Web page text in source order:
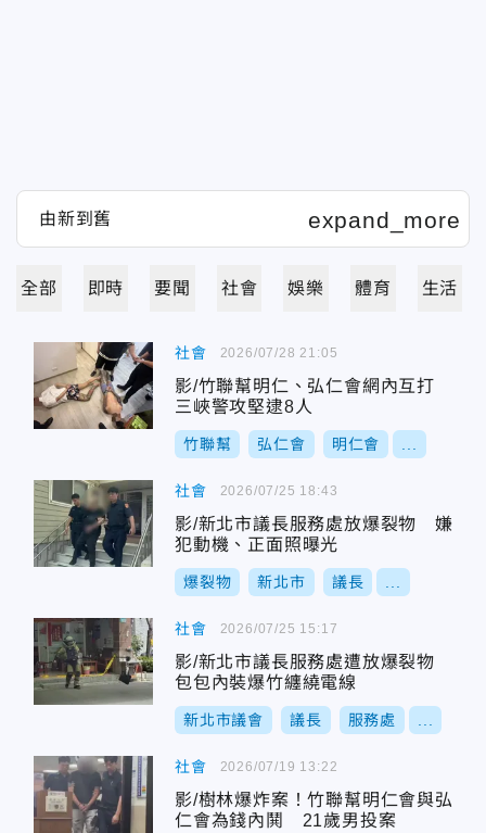
全部 即時 要聞 社會 娛樂 體育 生活
社會
影/竹聯幫明仁、弘仁會網內互打
三峽警攻堅逮8人
竹聯幫 弘仁會 明仁會
2026/07/28 21:05
社會
影/新北市議長服務處放爆裂物 嫌
犯動機、正面照曝光
爆裂物 新北市 議長
2026/07/25 18:43
社會
影/新北市議長服務處遭放爆裂物
包包內裝爆竹纏繞電線
新北市議會 議長 服務處
2026/07/25 15:17
社會
影/樹林爆炸案！竹聯幫明仁會與弘
仁會為錢內鬨 21歲男投案
2026/07/19 13:22